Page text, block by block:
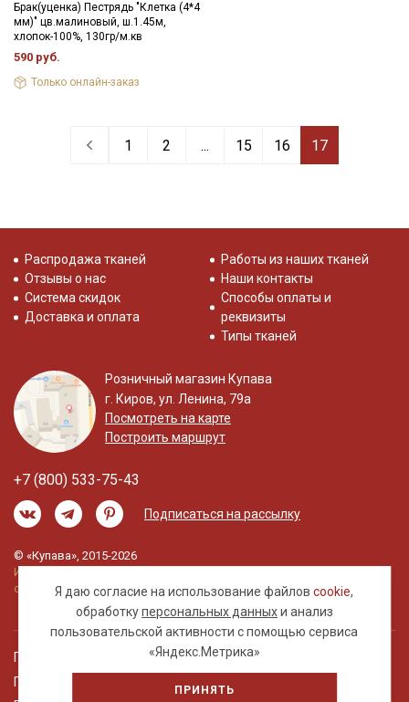
Брак(уценка) Пестрядь "Клетка (4*4
мм)" цв.малиновый, ш.1.45м,
хлопок-100%, 130гр/м.кв
590 руб.
Только онлайн-заказ
1 2 ... 15 16 17
Я даю согласие на использование файловcookie,
обработкуперсональных данныхи анализ
пользовательской активности с помощью сервиса
«Яндекс.Метрика»
ПРИНЯТЬ
Распродажа тканей
Отзывы о нас
Система скидок
Доставка и оплата
Работы из наших тканей
Наши контакты
Способы оплаты и
реквизиты
Типы тканей
Розничный магазин Купава
г. Киров, ул. Ленина, 79а
Посмотреть на карте
Построить маршрут
+7 (800) 533-75-43
Подписаться на рассылку
© «Купава», 2015-2026
Информация на сайте не является публичной
офертой.
Правовая информация
Политика обработки персональных данных